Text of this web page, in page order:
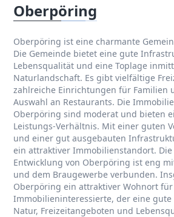
Oberpöring
Oberpöring ist eine charmante
Die Gemeinde bietet eine gute
Lebensqualität und eine Toplage
Naturlandschaft. Es gibt vielfältige
zahlreiche Einrichtungen für Familien
Auswahl an Restaurants. Die
Oberpöring sind moderat und bieten
Leistungs-Verhältnis. Mit einer guten
und einer gut ausgebauten
ein attraktiver Immobilienstandort.
Entwicklung von Oberpöring ist eng
und dem Braugewerbe verbunden.
Oberpöring ein attraktiver Wohnort für
Immobilieninteressierte, der eine gute
Natur, Freizeitangeboten und